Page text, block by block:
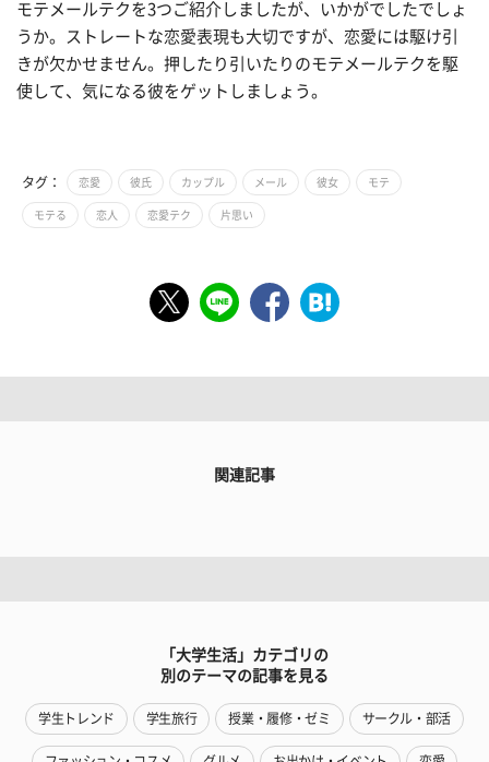
モテメールテクを3つご紹介しましたが、いかがでしたでしょ
うか。ストレートな恋愛表現も大切ですが、恋愛には駆け引
きが欠かせません。押したり引いたりのモテメールテクを駆
使して、気になる彼をゲットしましょう。
タグ： 恋愛 彼氏 カップル メール 彼女 モテ
モテる 恋人 恋愛テク 片思い
関連記事
「大学生活」カテゴリの
別のテーマの記事を見る
学生トレンド 学生旅行 授業・履修・ゼミ サークル・部活